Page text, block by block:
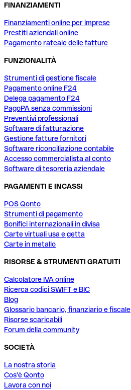
FINANZIAMENTI
Finanziamenti online per imprese
Prestiti aziendali online
Pagamento rateale delle fatture
FUNZIONALITÀ
Strumenti di gestione fiscale
Pagamento online F24
Delega pagamento F24
PagoPA senza commissioni
Preventivi professionali
Software di fatturazione
Gestione fatture fornitori
Software riconciliazione contabile
Accesso commercialista al conto
Software di tesoreria aziendale
PAGAMENTI E INCASSI
POS Qonto
Strumenti di pagamento
Bonifici internazionali in divisa
Carte virtuali usa e getta
Carte in metallo
RISORSE & STRUMENTI GRATUITI
Calcolatore IVA online
Ricerca codici SWIFT e BIC
Blog
Glossario bancario, finanziario e fiscale
Risorse scaricabili
Forum della community
SOCIETÀ
La nostra storia
Cos'è Qonto
Lavora con noi